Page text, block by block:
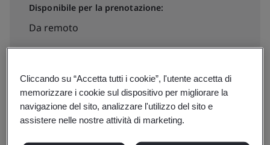
Disponibile per la prenotazione:
Da remoto
Date, prezzi e iscrizioni
Cliccando su “Accetta tutti i cookie”, l'utente accetta di
memorizzare i cookie sul dispositivo per migliorare la
navigazione del sito, analizzare l'utilizzo del sito e
assistere nelle nostre attività di marketing.